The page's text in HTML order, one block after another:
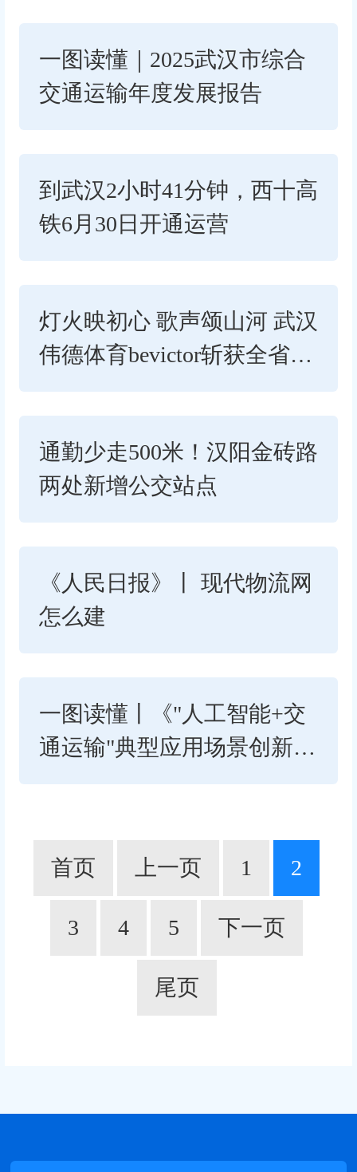
一图读懂｜2025武汉市综合
交通运输年度发展报告
到武汉2小时41分钟，西十高
铁6月30日开通运营
灯火映初心 歌声颂山河 武汉
伟德体育bevictor斩获全省交
通勤少走500米！汉阳金砖路
两处新增公交站点
《人民日报》丨 现代物流网
怎么建
一图读懂丨《"人工智能+交
通运输"典型应用场景创新行
首页 上一页 1 2
3 4 5 下一页
尾页